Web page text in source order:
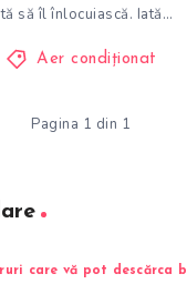
să îl înlocuiască. Iată…
Aer condiționat
Pagina 1 din 1
care vă pot descărca